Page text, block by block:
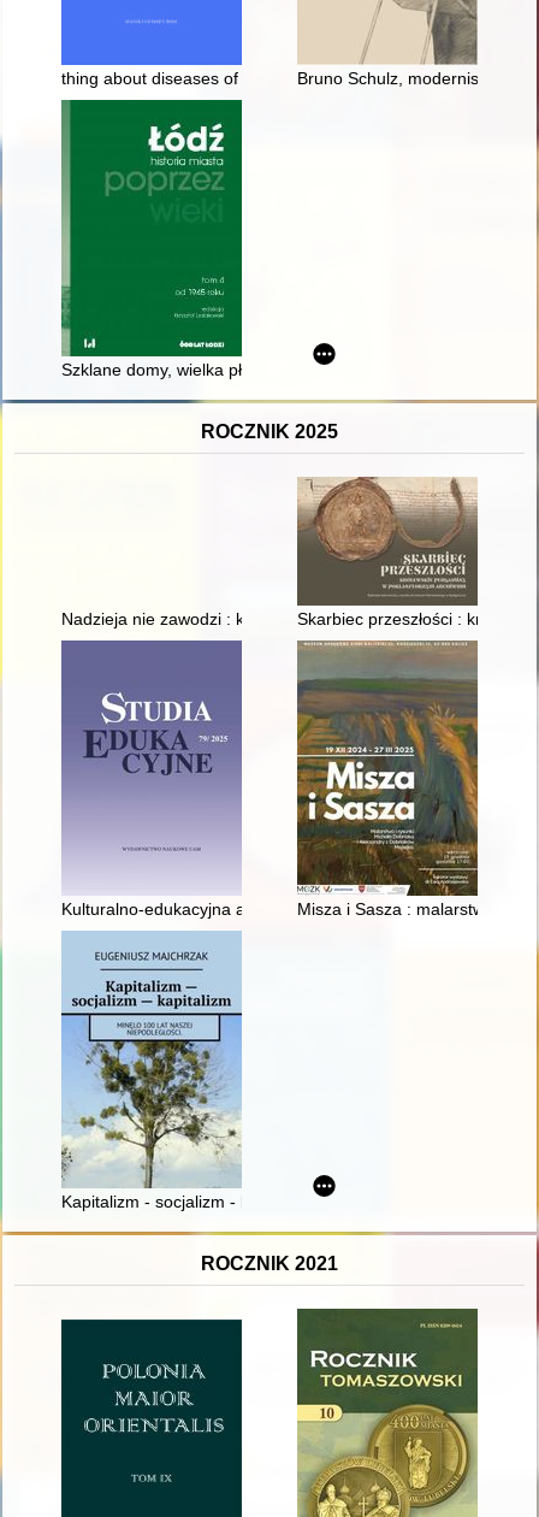
thing about diseases of the body and the minds of the
Bruno Schulz, modernista z
Szklane domy, wielka płyta i gipsowe kariatydy : architektura
ROCZNIK 2025
Nadzieja nie zawodzi : księga pamiątkowa na 40-lecie
Skarbiec przeszłości :
Kulturalno-edukacyjna aktywność środowisk polonijnych w
Misza i Sasza : malarstwo i
Kapitalizm - socjalizm - kapitalizm : minęlo 100 lat naszej
ROCZNIK 2021